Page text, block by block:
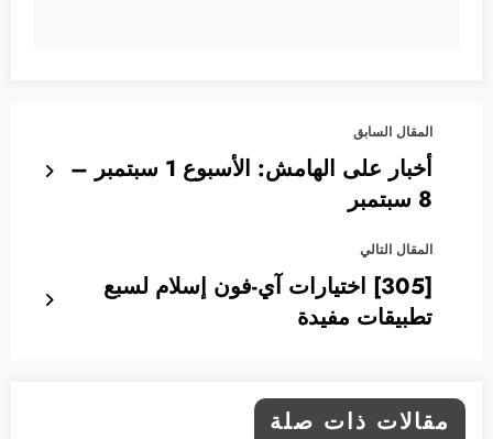
المقال السابق
أخبار على الهامش: الأسبوع 1 سبتمبر –
8 سبتمبر
المقال التالي
[305] اختيارات آي-فون إسلام لسبع
تطبيقات مفيدة
مقالات ذات صلة